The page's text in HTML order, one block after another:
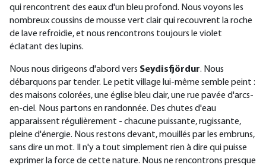
qui rencontrent des eaux d'un bleu profond. Nous voyons les
nombreux coussins de mousse vert clair qui recouvrent la roche
de lave refroidie, et nous rencontrons toujours le violet
éclatant des lupins.
Nous nous dirigeons d'abord vers Seydisfjördur. Nous
débarquons par tender. Le petit village lui-même semble peint :
des maisons colorées, une église bleu clair, une rue pavée d'arcs-
en-ciel. Nous partons en randonnée. Des chutes d'eau
apparaissent régulièrement - chacune puissante, rugissante,
pleine d'énergie. Nous restons devant, mouillés par les embruns,
sans dire un mot. Il n'y a tout simplement rien à dire qui puisse
exprimer la force de cette nature. Nous ne rencontrons presque